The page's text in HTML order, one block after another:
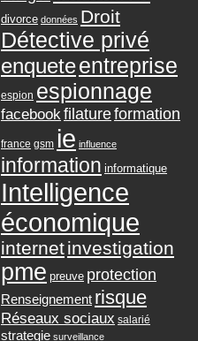
divorce données Droit
Détective privé
enqueteentreprise
espion espionnage
facebookfilatureformation
france gsm ie influence
information informatique
Intelligence
économique
internetinvestigation
pme preuve protection
Renseignement risque
Réseaux sociaux salarié
strategie surveillance